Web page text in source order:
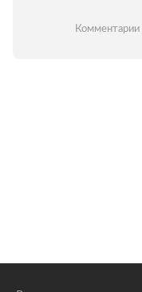
Комментарии